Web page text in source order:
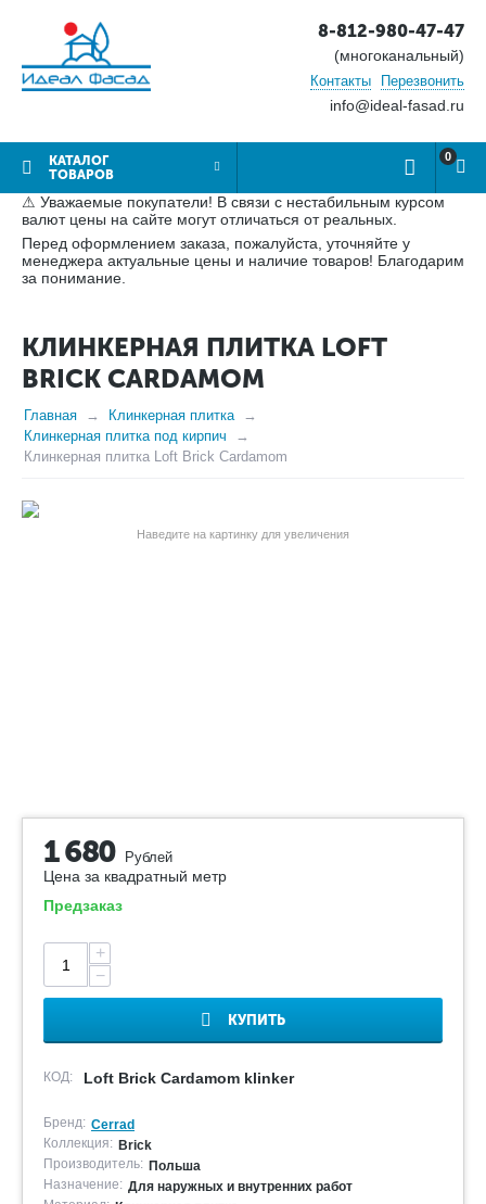
8-812-980-47-47
(многоканальный)
Контакты Перезвонить
info@ideal-fasad.ru
КАТАЛОГ
ТОВАРОВ
0
⚠ Уважаемые покупатели! В связи с нестабильным курсом
валют цены на сайте могут отличаться от реальных.
Перед оформлением заказа, пожалуйста, уточняйте у
менеджера актуальные цены и наличие товаров! Благодарим
за понимание.
КЛИНКЕРНАЯ ПЛИТКА LOFT
BRICK CARDAMOM
Главная
Клинкерная плитка
Клинкерная плитка под кирпич
Клинкерная плитка Loft Brick Cardamom
Наведите на картинку для увеличения
1 680 Рублей
Цена за квадратный метр
Предзаказ
+
−
КУПИТЬ
КОД: Loft Brick Cardamom klinker
Бренд: Cerrad
Коллекция: Brick
Производитель: Польша
Назначение: Для наружных и внутренних работ